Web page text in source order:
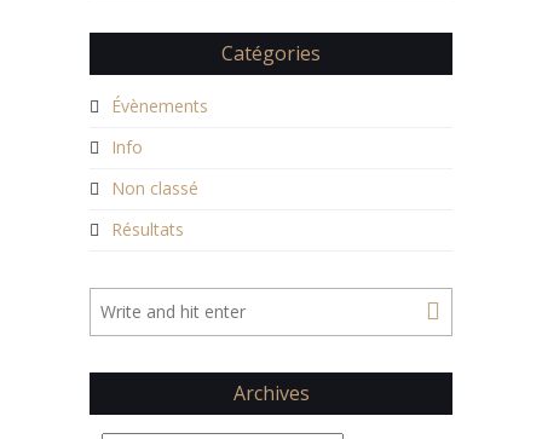
Catégories
Évènements
Info
Non classé
Résultats
Archives